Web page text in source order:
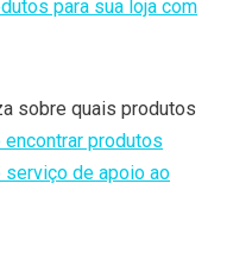
para sua loja com
sobre quais produtos
encontrar produtos
de apoio ao